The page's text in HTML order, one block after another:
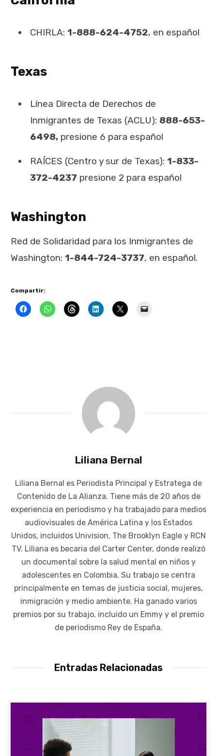
CHIRLA: 1-888-624-4752, en español
Texas
Línea Directa de Derechos de
Inmigrantes de Texas (ACLU): 888-653-
6498, presione 6 para español
RAÍCES (Centro y sur de Texas): 1-833-
372-4237 presione 2 para español
Washington
Red de Solidaridad para los Inmigrantes de
Washington: 1-844-724-3737, en español.
Compartir:
Liliana Bernal
Liliana Bernal es Periodista Principal y Estratega de
Contenido de La Alianza. Tiene más de 20 años de
experiencia en periodismo y ha trabajado para medios
audiovisuales de América Latina y los Estados
Unidos, incluidos Univision, The Brooklyn Eagle y RCN
TV. Liliana es becaria del Carter Center, donde realizó
un documental sobre la salud mental en niños y
adolescentes en Colombia. Su trabajo se centra
principalmente en temas de justicia social, mujeres,
inmigración y medio ambiente. Ha ganado varios
premios por su trabajo, incluido un Emmy y el premio
de periodismo Rey de España.
Entradas Relacionadas